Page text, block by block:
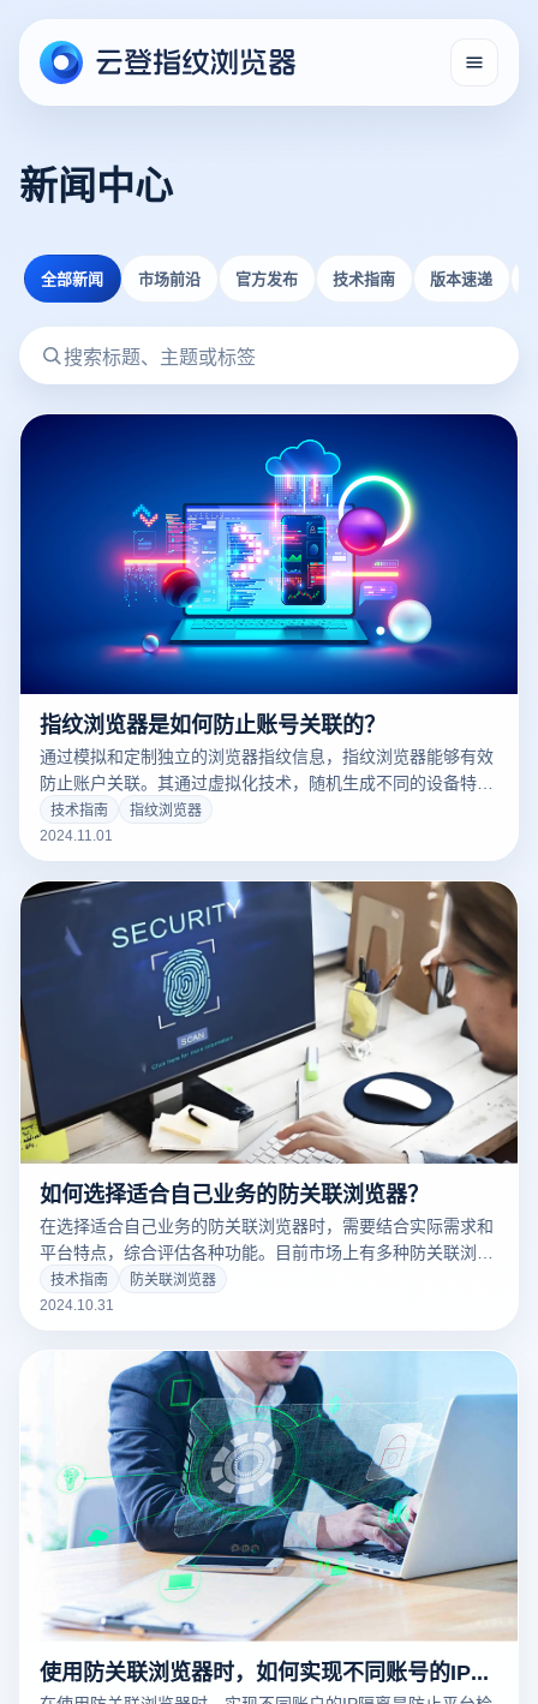
新闻中心
全部新闻 市场前沿 官方发布 技术指南 版本速递
指纹浏览器是如何防止账号关联的？
通过模拟和定制独立的浏览器指纹信息，指纹浏览器能够有效
防止账户关联。其通过虚拟化技术，随机生成不同的设备特征
（如IP地址、时区、操作系统、浏览器版本等），并将这些特
征应用于每个账户的操作环境，使得每个账户看起来像是从不
同设备操作，从而避免关联风险。 了解指纹浏览器的基本原理
是解决网络关联问题的关键。通过修改和伪装浏览器环境、IP
地址和设备信息，指纹浏览器确保每个账户的信息独立，避免
账户之间产生关联。这项技术有效地提升了用户的匿名性和隐
私保护水平。
技术指南
指纹浏览器
2024.11.01
如何选择适合自己业务的防关联浏览器？
在选择适合自己业务的防关联浏览器时，需要结合实际需求和
平台特点，综合评估各种功能。目前市场上有多种防关联浏览
器，每款在隐私保护、IP管理和指纹伪装等方面各有优势。因
此，选用的工具不仅要符合业务的防关联需求，还应提升操作
的效率和安全性。以下是一些关键因素，有助于找到适合的浏
技术指南
防关联浏览器
2024.10.31
使用防关联浏览器时，如何实现不同账号的IP隔离？